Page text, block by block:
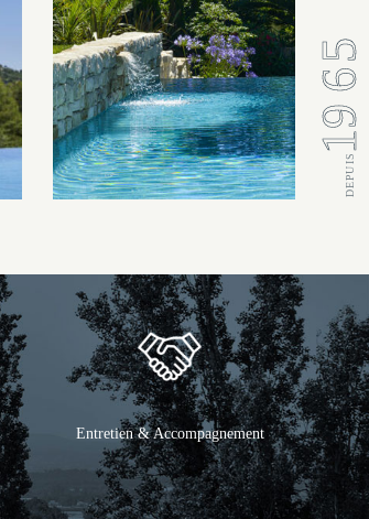
Entretien & Accompagnement